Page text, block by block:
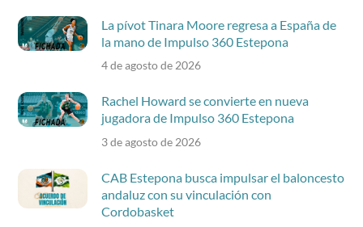
La pívot Tinara Moore regresa a España de
la mano de Impulso 360 Estepona
4 de agosto de 2026
Rachel Howard se convierte en nueva
jugadora de Impulso 360 Estepona
3 de agosto de 2026
CAB Estepona busca impulsar el baloncesto
andaluz con su vinculación con
Cordobasket